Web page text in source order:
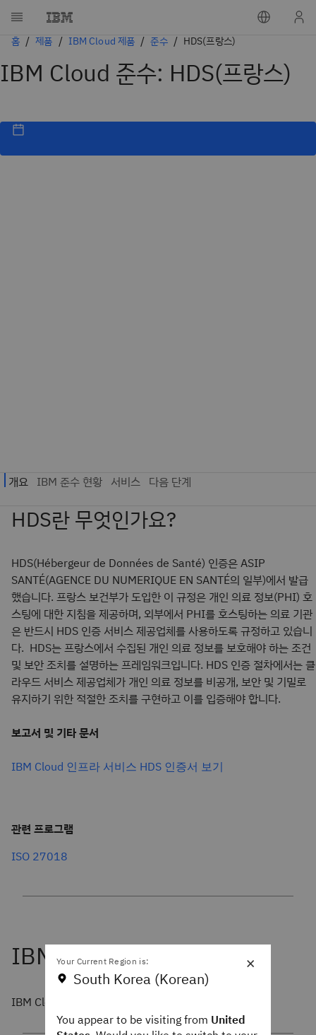
홈 제품 IBM Cloud 제품 준수 HDS(프랑스)
IBM Cloud 준수: HDS(프랑스)
HDS란 무엇인가요?
HDS(Hébergeur de Données de Santé) 인증은 ASIP
SANTÉ(AGENCE DU NUMERIQUE EN SANTÉ의 일부)에서 발급
했습니다. 프랑스 보건부가 도입한 이 규정은 개인 의료 정보(PHI) 호
스팅에 대한 지침을 제공하며, 외부에서 PHI를 호스팅하는 의료 기관
은 반드시 HDS 인증 서비스 제공업체를 사용하도록 규정하고 있습니
다. HDS는 프랑스에서 수집된 개인 의료 정보를 보호해야 하는 조건
및 보안 조치를 설명하는 프레임워크입니다. HDS 인증 절차에서는 클
라우드 서비스 제공업체가 개인 의료 정보를 비공개, 보안 및 기밀로
유지하기 위한 적절한 조치를 구현하고 이를 입증해야 합니다.
보고서 및 기타 문서
IBM Cloud 인프라 서비스 HDS 인증서 보기
관련 프로그램
ISO 27018
IBM Cloud 데이터 센터는 HDS 인증을 받았습니다.
×
Your Current Region is:
South Korea (Korean)
You appear to be visiting from United